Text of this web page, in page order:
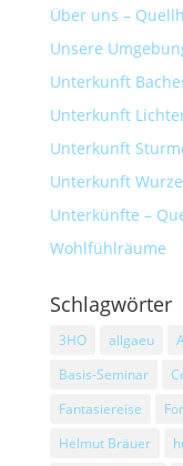
Über uns –
Unsere
Unterkunft
Unterkunft
Unterkunft
Unterkunft
Unterkünfte –
Wohlfühlräume
Schlagwörter
3HO allgaeu
Basis-Seminar
Fantasiereise
Helmut Bräuer